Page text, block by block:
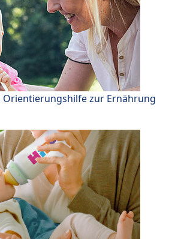
Orientierungshilfe zur Ernährung